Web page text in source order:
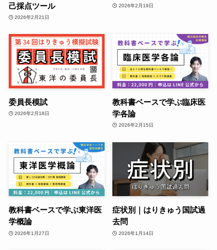
己採点ツール
2026年2月21日
2026年2月19日
委員長模試
2026年2月18日
教科書ベースで学ぶ臨床医
学各論
2026年2月15日
教科書ベースで学ぶ東洋医
学概論
2026年1月27日
症状別｜はりきゅう国試過
去問
2026年1月14日